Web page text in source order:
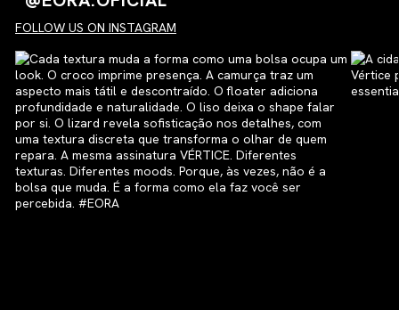
FOLLOW US ON INSTAGRAM